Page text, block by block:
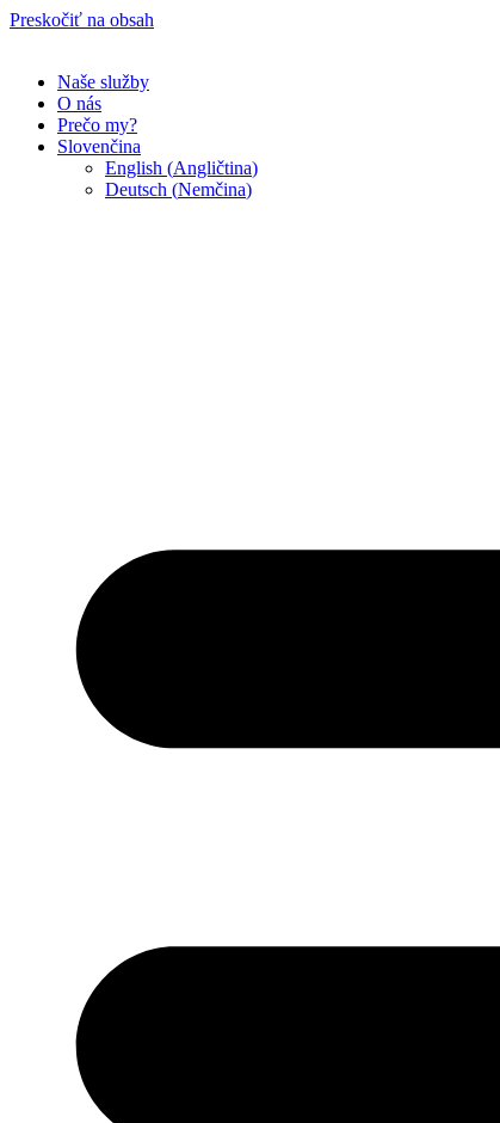
Preskočiť na obsah
Naše služby
O nás
Prečo my?
Slovenčina
English (Angličtina)
Deutsch (Nemčina)